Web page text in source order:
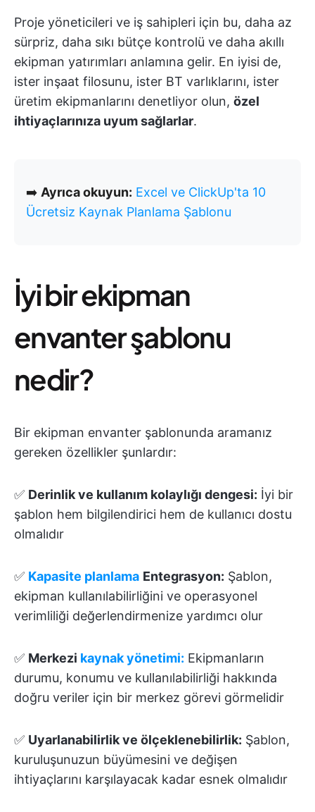
Proje yöneticileri ve iş sahipleri için bu, daha az
sürpriz, daha sıkı bütçe kontrolü ve daha akıllı
ekipman yatırımları anlamına gelir. En iyisi de,
ister inşaat filosunu, ister BT varlıklarını, ister
üretim ekipmanlarını denetliyor olun, özel
ihtiyaçlarınıza uyum sağlarlar.
➡️ Ayrıca okuyun: Excel ve ClickUp'ta 10
Ücretsiz Kaynak Planlama Şablonu
İyi bir ekipman
envanter şablonu
nedir?
Bir ekipman envanter şablonunda aramanız
gereken özellikler şunlardır:
✅ Derinlik ve kullanım kolaylığı dengesi: İyi bir
şablon hem bilgilendirici hem de kullanıcı dostu
olmalıdır
✅ Kapasite planlama Entegrasyon: Şablon,
ekipman kullanılabilirliğini ve operasyonel
verimliliği değerlendirmenize yardımcı olur
✅ Merkezi kaynak yönetimi: Ekipmanların
durumu, konumu ve kullanılabilirliği hakkında
doğru veriler için bir merkez görevi görmelidir
✅ Uyarlanabilirlik ve ölçeklenebilirlik: Şablon,
kuruluşunuzun büyümesini ve değişen
ihtiyaçlarını karşılayacak kadar esnek olmalıdır